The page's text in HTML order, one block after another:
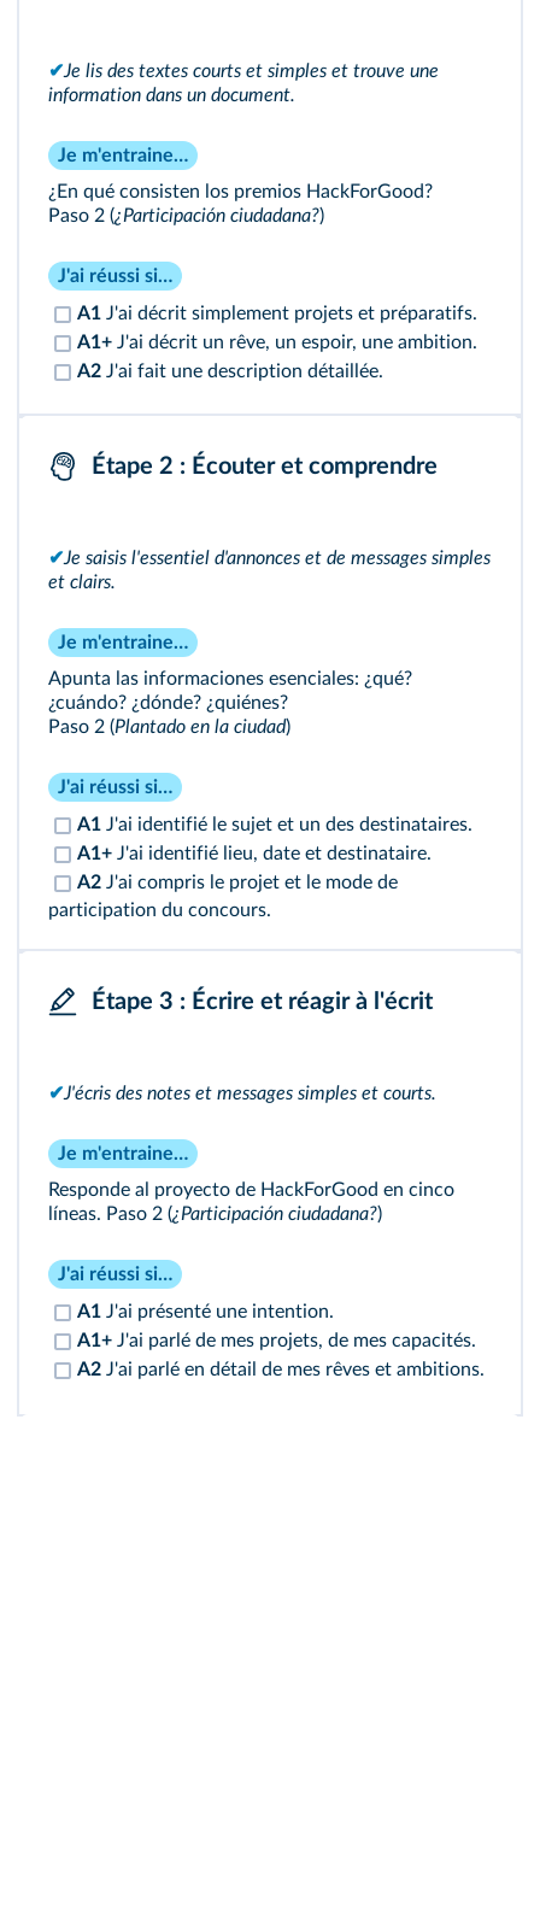
✔Je lis des textes courts et simples et trouve une
information dans un document.
Je m'entraine…
¿En qué consisten los premios HackForGood?
Paso 2 (¿Participación ciudadana?)
J'ai réussi si…
A1 J'ai décrit simplement projets et préparatifs.
A1+ J'ai décrit un rêve, un espoir, une ambition.
A2 J'ai fait une description détaillée.
Étape 2 : Écouter et comprendre
✔Je saisis l'essentiel d'annonces et de messages simples
et clairs.
Je m'entraine…
Apunta las informaciones esenciales: ¿qué?
¿cuándo? ¿dónde? ¿quiénes?
Paso 2 (Plantado en la ciudad)
J'ai réussi si…
A1 J'ai identifié le sujet et un des destinataires.
A1+ J'ai identifié lieu, date et destinataire.
A2 J'ai compris le projet et le mode de
participation du concours.
Étape 3 : Écrire et réagir à l'écrit
✔J'écris des notes et messages simples et courts.
Je m'entraine…
Responde al proyecto de HackForGood en cinco
líneas. Paso 2 (¿Participación ciudadana?)
J'ai réussi si…
A1 J'ai présenté une intention.
A1+ J'ai parlé de mes projets, de mes capacités.
A2 J'ai parlé en détail de mes rêves et ambitions.